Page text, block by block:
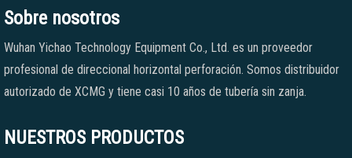
Sobre nosotros
Wuhan Yichao Technology Equipment Co., Ltd. es un proveedor
profesional de direccional horizontal perforación. Somos distribuidor
autorizado de XCMG y tiene casi 10 años de tubería sin zanja.
NUESTROS PRODUCTOS